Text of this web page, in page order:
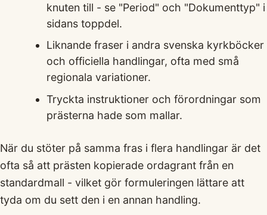
knuten till - se "Period" och "Dokumenttyp" i
sidans toppdel.
Liknande fraser i andra svenska kyrkböcker
och officiella handlingar, ofta med små
regionala variationer.
Tryckta instruktioner och förordningar som
prästerna hade som mallar.
När du stöter på samma fras i flera handlingar är det
ofta så att prästen kopierade ordagrant från en
standardmall - vilket gör formuleringen lättare att
tyda om du sett den i en annan handling.